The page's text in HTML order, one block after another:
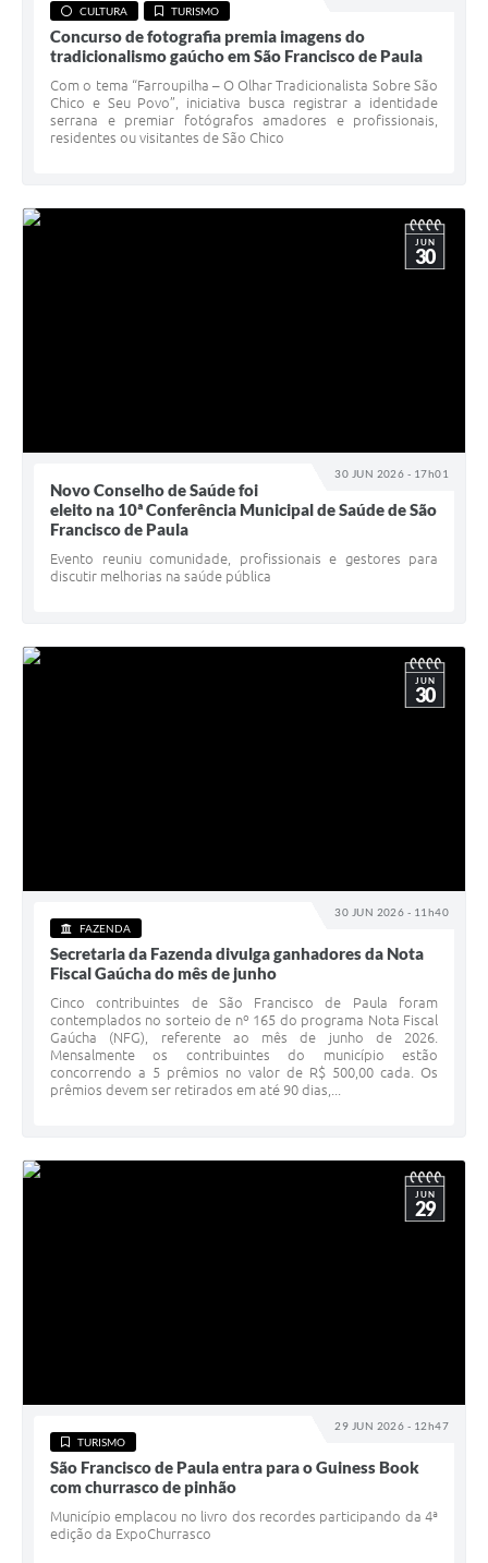
CULTURA TURISMO
Concurso de fotografia premia imagens do
tradicionalismo gaúcho em São Francisco de Paula
Com o tema “Farroupilha – O Olhar Tradicionalista Sobre São
Chico e Seu Povo”, iniciativa busca registrar a identidade
serrana e premiar fotógrafos amadores e profissionais,
residentes ou visitantes de São Chico
30 JUN 2026 - 17h01
JUN
30
Novo Conselho de Saúde foi
eleito na 10ª Conferência Municipal de Saúde de São
Francisco de Paula
Evento reuniu comunidade, profissionais e gestores para
discutir melhorias na saúde pública
30 JUN 2026 - 11h40
JUN
30
FAZENDA
Secretaria da Fazenda divulga ganhadores da Nota
Fiscal Gaúcha do mês de junho
Cinco contribuintes de São Francisco de Paula foram
contemplados no sorteio de nº 165 do programa Nota Fiscal
Gaúcha (NFG), referente ao mês de junho de 2026.
Mensalmente os contribuintes do município estão
concorrendo a 5 prêmios no valor de R$ 500,00 cada. Os
prêmios devem ser retirados em até 90 dias,...
29 JUN 2026 - 12h47
JUN
29
TURISMO
São Francisco de Paula entra para o Guiness Book
com churrasco de pinhão
Município emplacou no livro dos recordes participando da 4ª
edição da ExpoChurrasco